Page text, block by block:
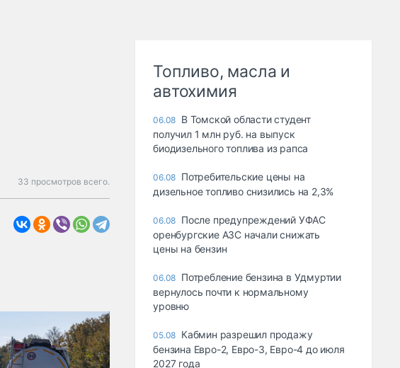
33 просмотров всего.
Топливо, масла и
автохимия
06.08 В Томской области студент
получил 1 млн руб. на выпуск
биодизельного топлива из рапса
06.08 Потребительские цены на
дизельное топливо снизились на 2,3%
06.08 После предупреждений УФАС
оренбургские АЗС начали снижать
цены на бензин
06.08 Потребление бензина в Удмуртии
вернулось почти к нормальному
уровню
05.08 Кабмин разрешил продажу
бензина Евро-2, Евро-3, Евро-4 до июля
2027 года